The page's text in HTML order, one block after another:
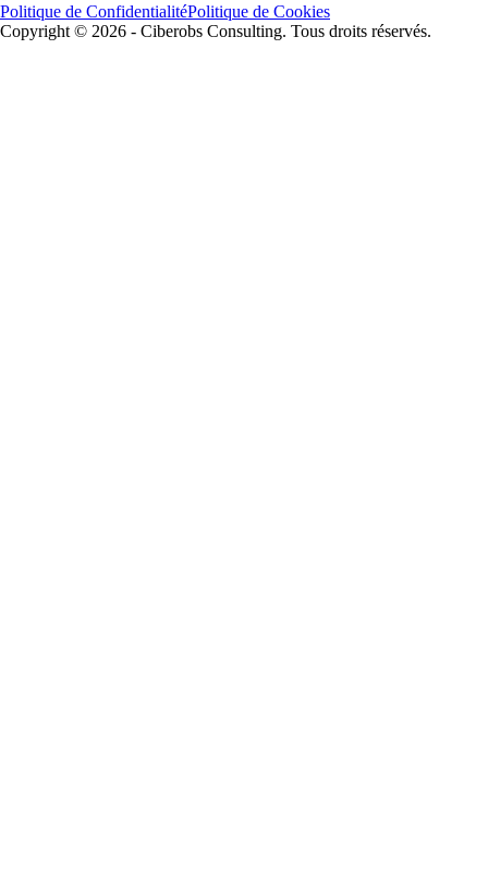
Politique de ConfidentialitéPolitique de Cookies
Copyright © 2026 - Ciberobs Consulting. Tous droits réservés.